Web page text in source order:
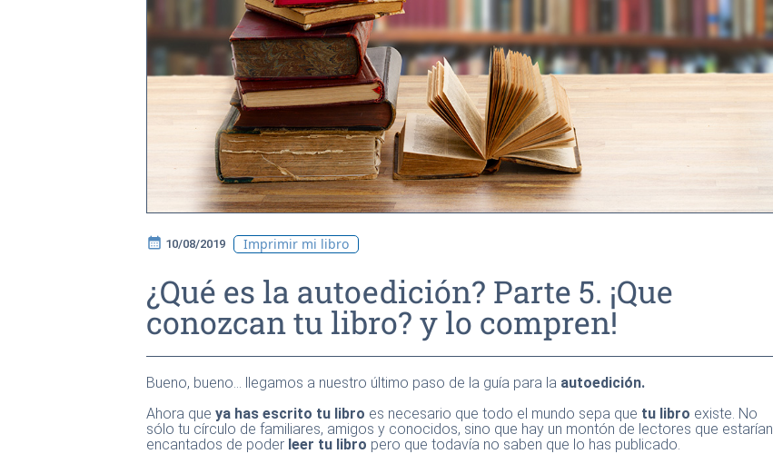
calendar_month 10/08/2019 Imprimir mi libro
¿Qué es la autoedición? Parte 5. ¡Que
conozcan tu libro? y lo compren!
Bueno, bueno… llegamos a nuestro último paso de la guía para la autoedición.
Ahora queya has escrito tu libro es necesario que todo el mundo sepa que tu libro existe. No
sólo tu círculo de familiares, amigos y conocidos, sino que hay un montón de lectores que estarían
encantados de poder leer tu libro pero que todavía no saben que lo has publicado.